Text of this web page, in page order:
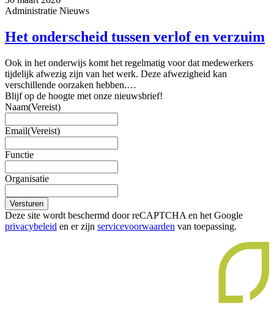
Administratie Nieuws
Het onderscheid tussen verlof en verzuim
Ook in het onderwijs komt het regelmatig voor dat medewerkers
tijdelijk afwezig zijn van het werk. Deze afwezigheid kan
verschillende oorzaken hebben.…
Blijf op de hoogte met onze nieuwsbrief!
Naam(Vereist)
Email(Vereist)
Functie
Organisatie
Versturen
Deze site wordt beschermd door reCAPTCHA en het Google
privacybeleid en er zijn servicevoorwaarden van toepassing.